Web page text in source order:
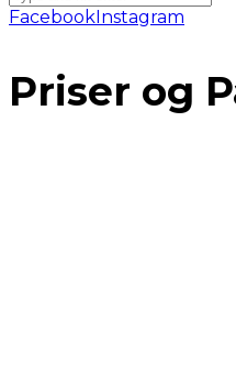
FacebookInstagram
Priser og